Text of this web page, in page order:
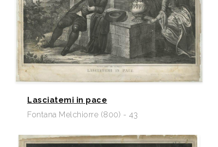
Lasciatemi in pace
Fontana Melchiorre (800) - 43